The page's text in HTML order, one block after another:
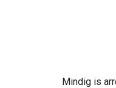
Mindig is